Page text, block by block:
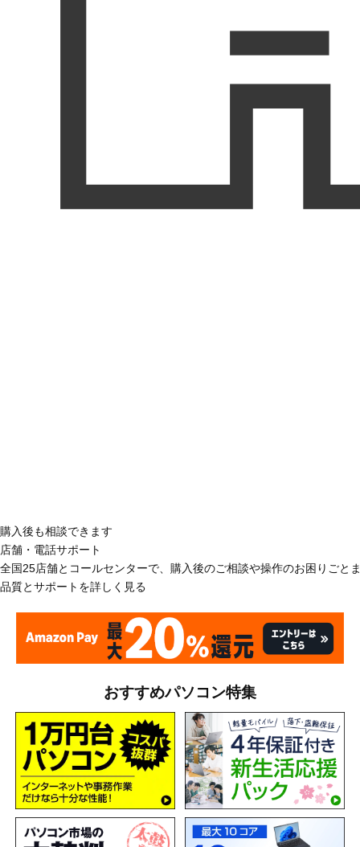
購入後も相談できます
店舗・電話サポート
全国25店舗とコールセンターで、購入後のご相談や操作のお困りごと
品質とサポートを詳しく見る
おすすめパソコン特集